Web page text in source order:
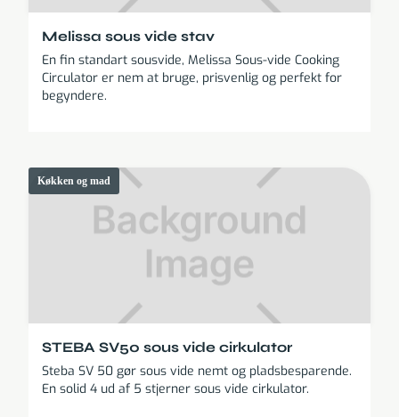
Melissa sous vide stav
En fin standart sousvide, Melissa Sous-vide Cooking
Circulator er nem at bruge, prisvenlig og perfekt for
begyndere.
STEBA SV50 sous vide cirkulator
Steba SV 50 gør sous vide nemt og pladsbesparende.
En solid 4 ud af 5 stjerner sous vide cirkulator.
Køkken og mad